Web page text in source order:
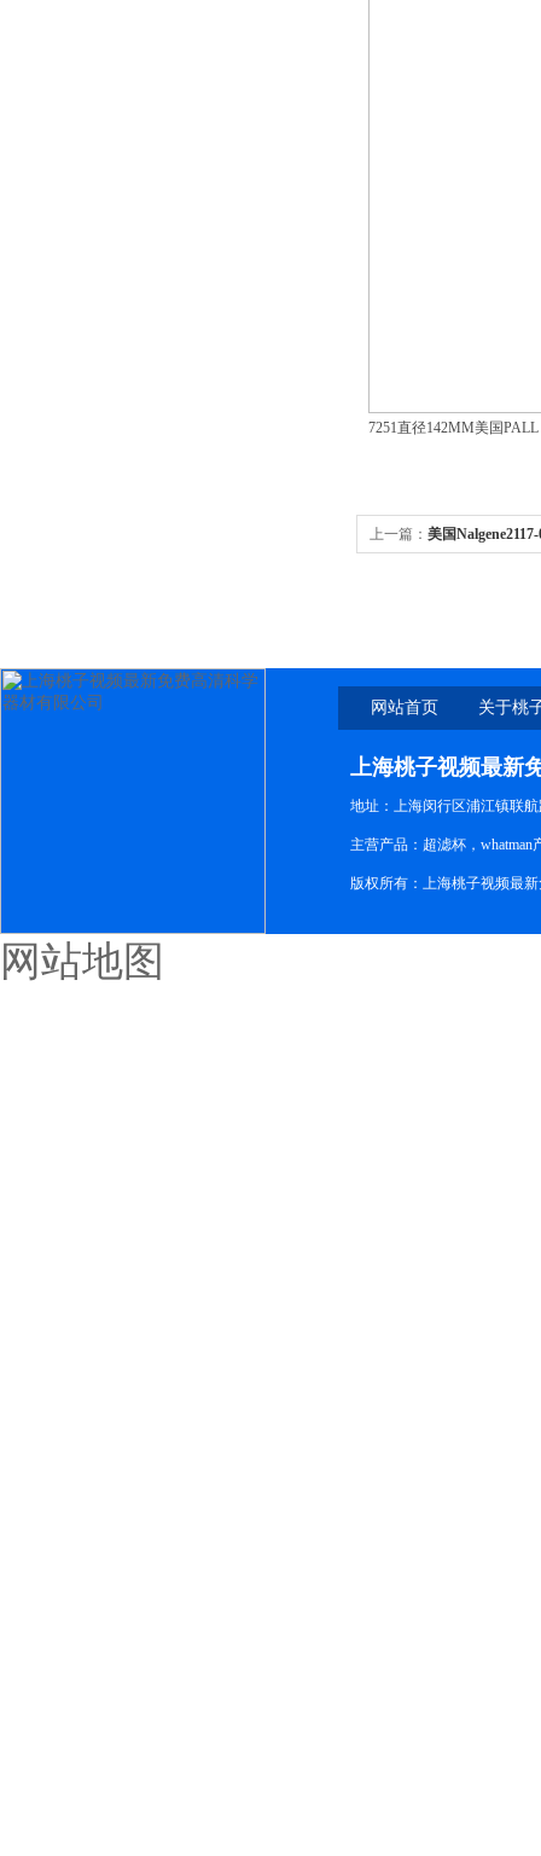
7251直径142MM美国
上一篇： 美国
网站首页 关于桃
新免
上海桃子视频最新
地址：上海闵行区浦江镇联航
主营产品：超滤杯，
版权所有：上海桃子视频最
网站地图